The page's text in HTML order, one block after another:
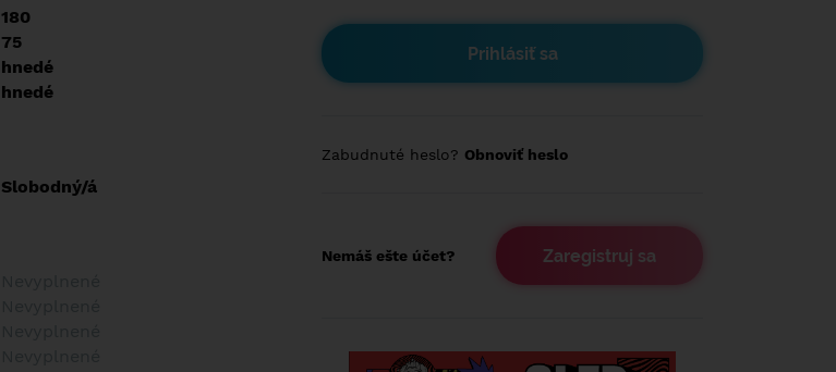
180
75
hnedé
hnedé
Slobodný/á
Zabudnuté heslo? Obnoviť heslo
Nemáš ešte účet? Zaregistruj sa